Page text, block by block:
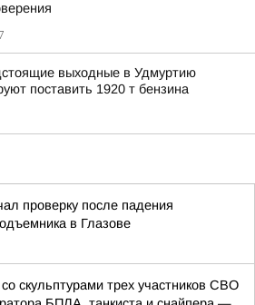
выходные в Удмуртию
поставить 1920 т бензина
проверку после падения
в Глазове
скульптурами трех участников СВО